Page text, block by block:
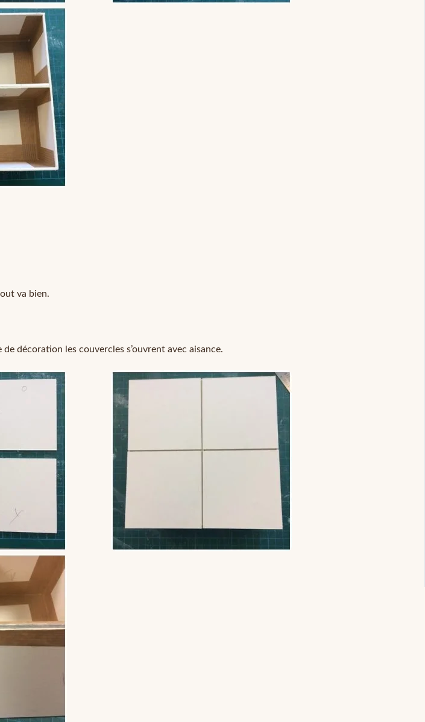
va bien.
décoration les couvercles s’ouvrent avec aisance.